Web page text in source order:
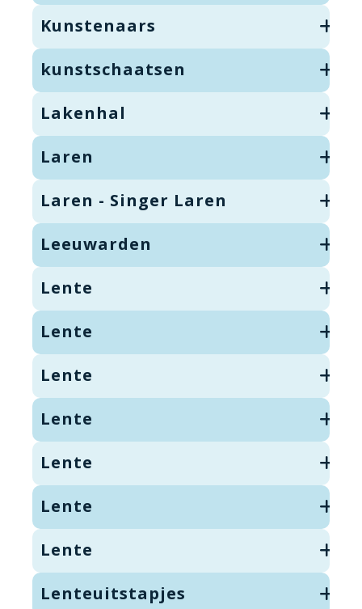
Kunstenaars
kunstschaatsen
Lakenhal
Laren
Laren - Singer Laren
Leeuwarden
Lente
Lente
Lente
Lente
Lente
Lente
Lente
Lenteuitstapjes